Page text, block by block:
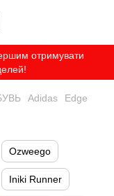
отримувати
Adidas Edge
Ozweego
Iniki Runner